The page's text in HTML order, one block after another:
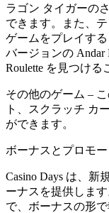
ラゴン タイガーの
できます。また、
ゲームをプレイす
バージョンの Andar
Roulette を見つける
その他のゲーム –
ト、スクラッチ カ
ができます。
ボーナスとプロモ
Casino Days は、新
ーナスを提供しま
で、ボーナスの形